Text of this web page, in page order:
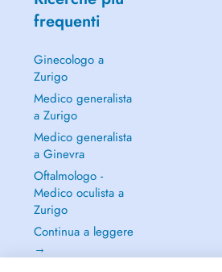
frequenti
Ginecologo a
Zurigo
Medico generalista
a Zurigo
Medico generalista
a Ginevra
Oftalmologo -
Medico oculista a
Zurigo
Continua a leggere
→